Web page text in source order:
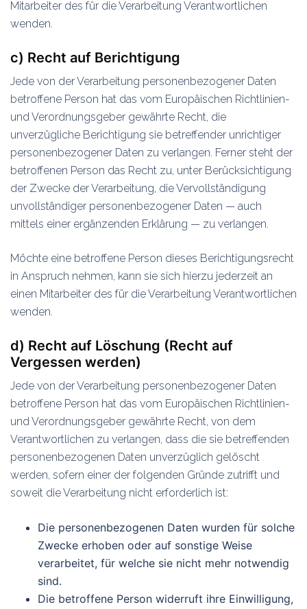
Mitarbeiter des für die Verarbeitung Verantwortlichen
wenden.
c) Recht auf Berichtigung
Jede von der Verarbeitung personenbezogener Daten
betroffene Person hat das vom Europäischen Richtlinien-
und Verordnungsgeber gewährte Recht, die
unverzügliche Berichtigung sie betreffender unrichtiger
personenbezogener Daten zu verlangen. Ferner steht der
betroffenen Person das Recht zu, unter Berücksichtigung
der Zwecke der Verarbeitung, die Vervollständigung
unvollständiger personenbezogener Daten — auch
mittels einer ergänzenden Erklärung — zu verlangen.
Möchte eine betroffene Person dieses Berichtigungsrecht
in Anspruch nehmen, kann sie sich hierzu jederzeit an
einen Mitarbeiter des für die Verarbeitung Verantwortlichen
wenden.
d) Recht auf Löschung (Recht auf
Vergessen werden)
Jede von der Verarbeitung personenbezogener Daten
betroffene Person hat das vom Europäischen Richtlinien-
und Verordnungsgeber gewährte Recht, von dem
Verantwortlichen zu verlangen, dass die sie betreffenden
personenbezogenen Daten unverzüglich gelöscht
werden, sofern einer der folgenden Gründe zutrifft und
soweit die Verarbeitung nicht erforderlich ist:
Die personenbezogenen Daten wurden für solche
Zwecke erhoben oder auf sonstige Weise
verarbeitet, für welche sie nicht mehr notwendig
sind.
Die betroffene Person widerruft ihre Einwilligung,